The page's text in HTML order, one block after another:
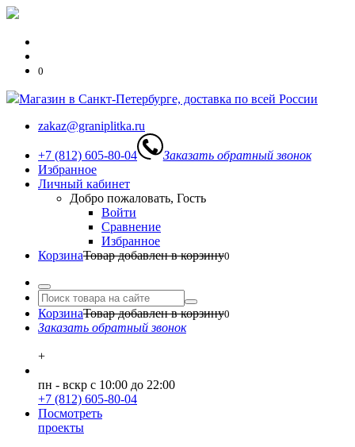
0
Магазин в Санкт-Петербурге, доставка по всей России
zakaz@graniplitka.ru
+7 (812) 605-80-04
Заказать обратный звонок
Избранное
Личный кабинет
Добро пожаловать, Гость
Войти
Сравнение
Избранное
КорзинаТовар добавлен в корзину0
КорзинаТовар добавлен в корзину0
Заказать обратный звонок
+
пн - вскр с 10:00 до 22:00
+7 (812) 605-80-04
Посмотреть
проекты